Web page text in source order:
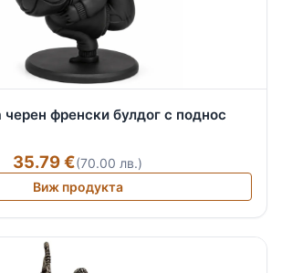
черен френски булдог с поднос
35.79 €(70.00 лв.)
Виж продукта